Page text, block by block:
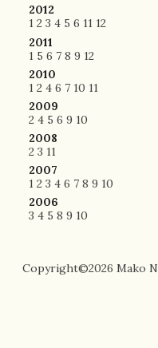
2012
1 2 3 4 5 6 11 12
2011
1 5 6 7 8 9 12
2010
1 2 4 6 7 10 11
2009
2 4 5 6 9 10
2008
2 3 11
2007
1 2 3 4 6 7 8 9 10
2006
3 4 5 8 9 10
Copyright©2026 Mako N